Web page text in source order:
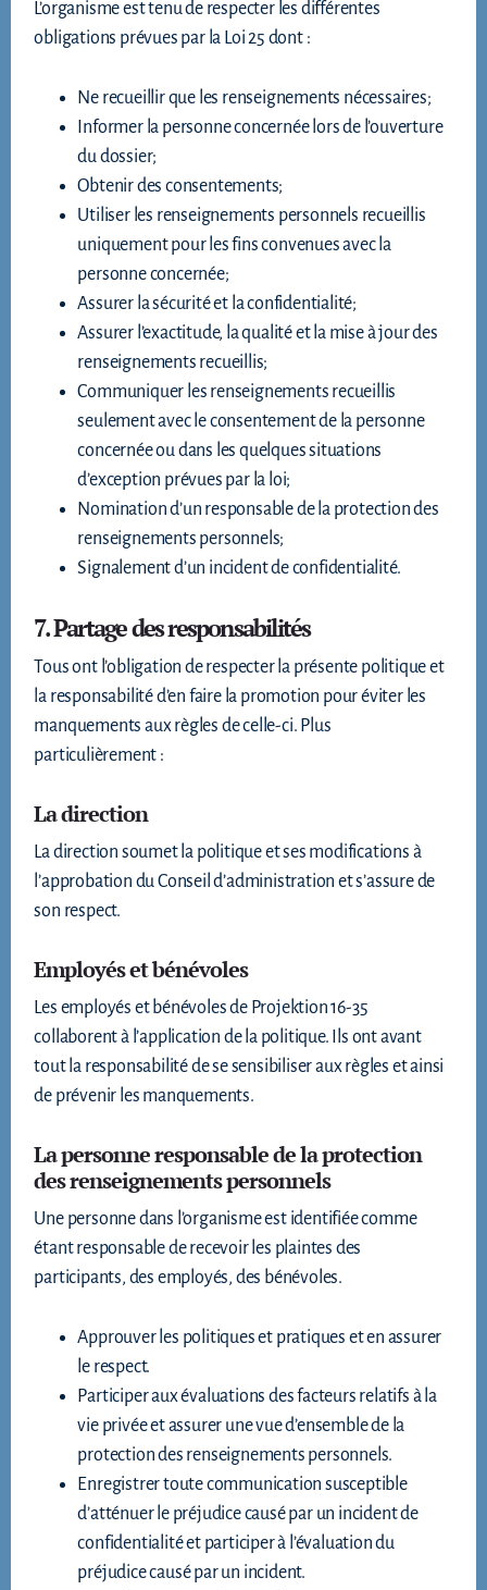
L’organisme est tenu de respecter les différentes
obligations prévues par la Loi 25 dont :
Ne recueillir que les renseignements nécessaires;
Informer la personne concernée lors de l’ouverture
du dossier;
Obtenir des consentements;
Utiliser les renseignements personnels recueillis
uniquement pour les fins convenues avec la
personne concernée;
Assurer la sécurité et la confidentialité;
Assurer l’exactitude, la qualité et la mise à jour des
renseignements recueillis;
Communiquer les renseignements recueillis
seulement avec le consentement de la personne
concernée ou dans les quelques situations
d’exception prévues par la loi;
Nomination d’un responsable de la protection des
renseignements personnels;
Signalement d’un incident de confidentialité.
7. Partage des responsabilités
Tous ont l’obligation de respecter la présente politique et
la responsabilité d’en faire la promotion pour éviter les
manquements aux règles de celle-ci. Plus
particulièrement :
La direction
La direction soumet la politique et ses modifications à
l’approbation du Conseil d’administration et s’assure de
son respect.
Employés et bénévoles
Les employés et bénévoles de Projektion 16-35
collaborent à l’application de la politique. Ils ont avant
tout la responsabilité de se sensibiliser aux règles et ainsi
de prévenir les manquements.
La personne responsable de la protection
des renseignements personnels
Une personne dans l’organisme est identifiée comme
étant responsable de recevoir les plaintes des
participants, des employés, des bénévoles.
Approuver les politiques et pratiques et en assurer
le respect.
Participer aux évaluations des facteurs relatifs à la
vie privée et assurer une vue d’ensemble de la
protection des renseignements personnels.
Enregistrer toute communication susceptible
d’atténuer le préjudice causé par un incident de
confidentialité et participer à l’évaluation du
préjudice causé par un incident.